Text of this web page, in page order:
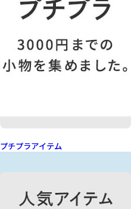
プチプラアイテム